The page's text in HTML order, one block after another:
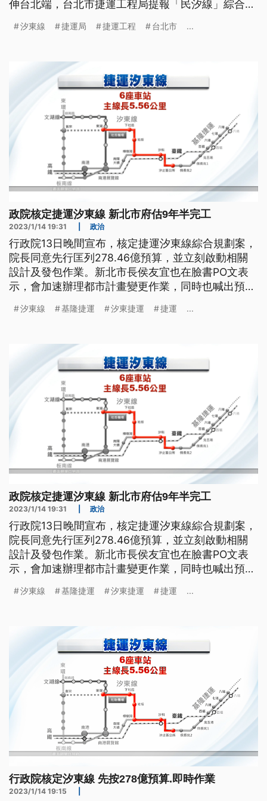
伸台北端，台北市捷運工程局提報「民汐線」綜合規
汐東線 捷運局 捷運工程 台北市 ...
政院核定捷運汐東線 新北市府估9年半完工
2023/1/14 19:31 政治
行政院13日晚間宣布，核定捷運汐東線綜合規劃案，
院長同意先行匡列278.46億預算，並立刻啟動相關
設計及發包作業。新北市長侯友宜也在臉書PO文表
示，會加速辦理都市計畫變更作業，同時也喊出預計
汐東線 基隆捷運 汐東捷運 捷運 ...
政院核定捷運汐東線 新北市府估9年半完工
2023/1/14 19:31 政治
行政院13日晚間宣布，核定捷運汐東線綜合規劃案，
院長同意先行匡列278.46億預算，並立刻啟動相關
設計及發包作業。新北市長侯友宜也在臉書PO文表
示，會加速辦理都市計畫變更作業，同時也喊出預計
汐東線 基隆捷運 汐東捷運 捷運 ...
行政院核定汐東線 先按278億預算.即時作業
2023/1/14 19:15